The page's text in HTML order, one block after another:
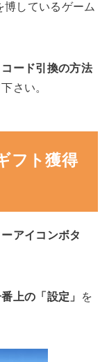
博しているゲーム
ード引換の方法
さい。
フト獲得
ーアイコンボタ
上の「設定」
を